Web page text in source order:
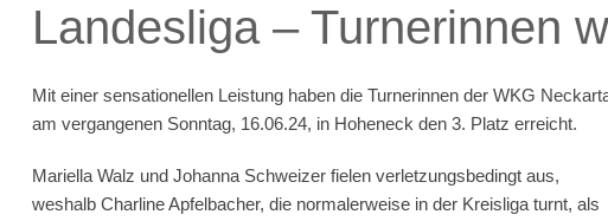
Landesliga – Turnerinnen
Mit einer sensationellen Leistung haben die Turnerinnen der WKG
am vergangenen Sonntag, 16.06.24, in Hoheneck den 3. Platz erreicht.
Mariella Walz und Johanna Schweizer fielen verletzungsbedingt aus,
weshalb Charline Apfelbacher, die normalerweise in der Kreisliga turnt, als